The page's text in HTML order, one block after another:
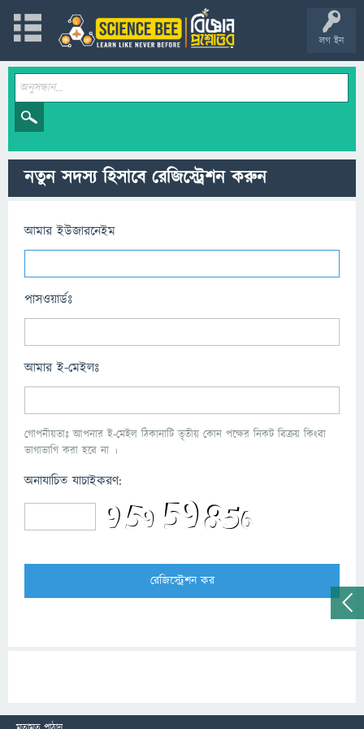
লগ ইন
নতুন সদস্য হিসাবে রেজিস্ট্রেশন করুন
আমার ইউজারনেইম
পাসওয়ার্ডঃ
আমার ই-মেইলঃ
গোপনীয়তাঃ আপনার ই-মেইল ঠিকানাটি তৃতীয় কোন পক্ষের নিকট বিক্রয় কিংবা
ভাগাভাগি করা হবে না ।
অনাযাচিত যাচাইকরণ: